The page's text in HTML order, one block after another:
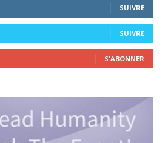
SUIVRE
SUIVRE
S'ABONNER